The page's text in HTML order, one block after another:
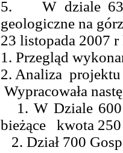
5. W dziale 630
geologiczne na
23 listopada 2007
1. Przegląd
2. Analiza
Wypracowała
1. W Dziale 600
bieżące kwota 250
2. Dział 700